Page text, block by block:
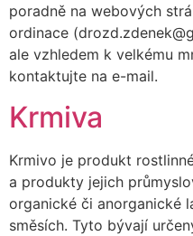
poradně na webových
ordinace
ale vzhledem k velkému
kontaktujte na e-mail.
Krmiva
Krmivo je produkt
a produkty jejich
organické či anorganické
směsích. Tyto bývají